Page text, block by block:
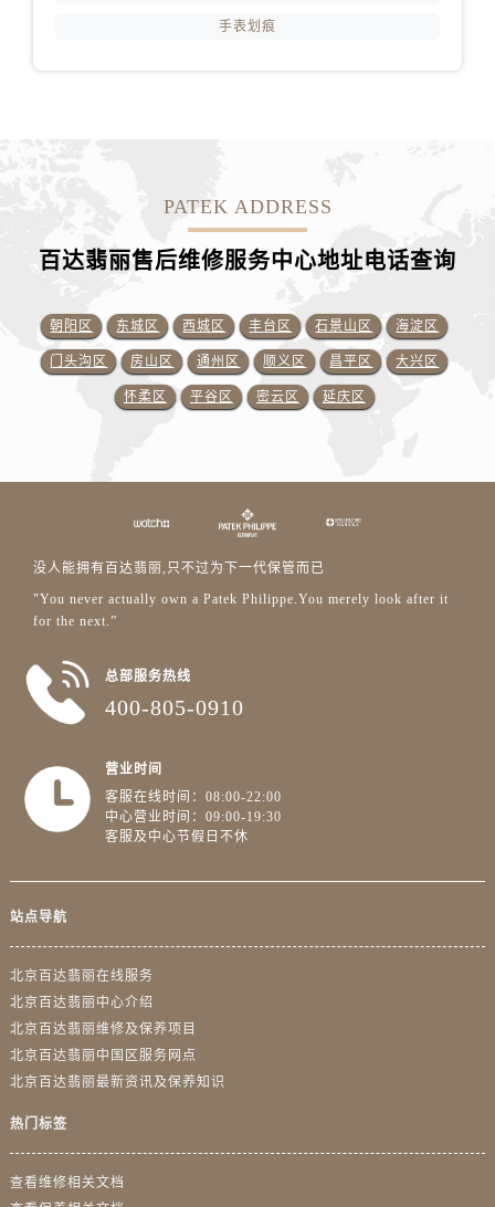
手表划痕
PATEK ADDRESS
百达翡丽售后维修服务中心地址电话查询
朝阳区 东城区 西城区 丰台区 石景山区 海淀区
门头沟区 房山区 通州区 顺义区 昌平区 大兴区
怀柔区 平谷区 密云区 延庆区
没人能拥有百达翡丽,只不过为下一代保管而已
"You never actually own a Patek Philippe.You merely look after it
for the next.”
总部服务热线
400-805-0910
营业时间
客服在线时间：08:00-22:00
中心营业时间：09:00-19:30
客服及中心节假日不休
站点导航
北京百达翡丽在线服务
北京百达翡丽中心介绍
北京百达翡丽维修及保养项目
北京百达翡丽中国区服务网点
北京百达翡丽最新资讯及保养知识
热门标签
查看维修相关文档